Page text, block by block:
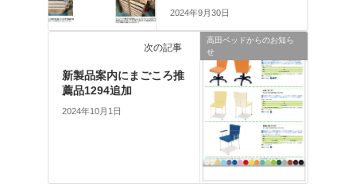
2024年9月30日
高田ベッドからのお知ら
せ
次の記事
新製品案内にまごころ推
薦品1294追加
2024年10月1日